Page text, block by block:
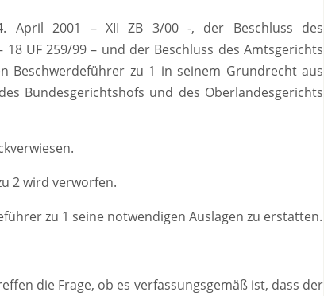
April 2001 – XII ZB 3/00 -, der Beschluss des
UF 259/99 – und der Beschluss des Amtsgerichts
Beschwerdeführer zu 1 in seinem Grundrecht aus
Bundesgerichtshofs und des Oberlandesgerichts
2 wird verworfen.
zu 1 seine notwendigen Auslagen zu erstatten.
die Frage, ob es verfassungsgemäß ist, dass der